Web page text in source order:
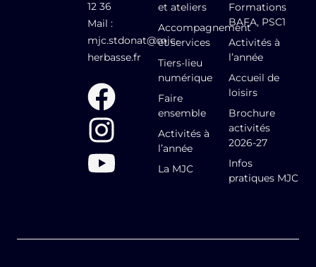
12 36
Mail :
mjc.stdonat@mjc-
herbasse.fr
et ateliers
Accompagnement
et services
Tiers-lieu
numérique
Faire
ensemble
Activités à
l’année
La MJC
Formations
BAFA, PSC1
Activités à
l’année
Accueil de
loisirs
Brochure
activités
2026-27
Infos
pratiques MJC